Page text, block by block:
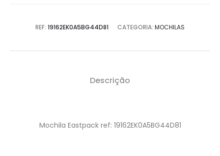
REF: 19162EK0A5BG44D81 CATEGORIA: MOCHILAS
Descrição
Mochila Eastpack ref: 19162EK0A5BG44D81